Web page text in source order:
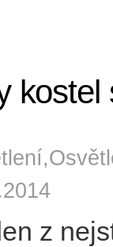
kostel
,
z